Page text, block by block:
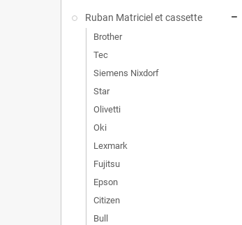
Ruban Matriciel et cassette
Brother
Tec
Siemens Nixdorf
Star
Olivetti
Oki
Lexmark
Fujitsu
Epson
Citizen
Bull